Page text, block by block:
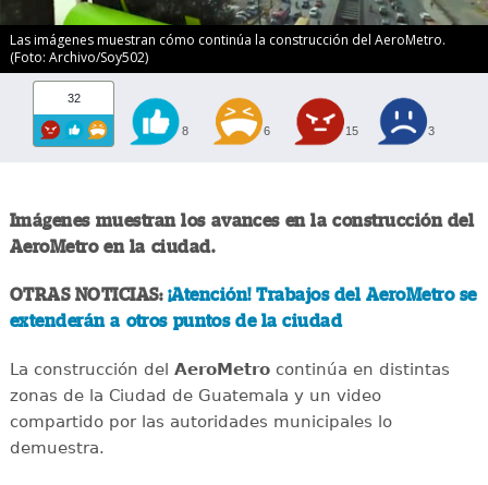
Las imágenes muestran cómo continúa la construcción del AeroMetro.
(Foto: Archivo/Soy502)
32
8 6 15 3
Imágenes muestran los avances en la construcción del
AeroMetro en la ciudad.
OTRAS NOTICIAS: ¡Atención! Trabajos del AeroMetro se
extenderán a otros puntos de la ciudad
La construcción del AeroMetrocontinúa en distintas
zonas de la Ciudad de Guatemala y un video
compartido por las autoridades municipales lo
demuestra.